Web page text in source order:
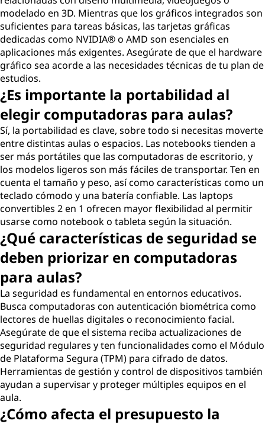
modelado en 3D. Mientras que los gráficos integrados son
suficientes para tareas básicas, las tarjetas gráficas
dedicadas como NVIDIA® o AMD son esenciales en
aplicaciones más exigentes. Asegúrate de que el hardware
gráfico sea acorde a las necesidades técnicas de tu plan de
estudios.
¿Es importante la portabilidad al
elegir computadoras para aulas?
Sí, la portabilidad es clave, sobre todo si necesitas moverte
entre distintas aulas o espacios. Las notebooks tienden a
ser más portátiles que las computadoras de escritorio, y
los modelos ligeros son más fáciles de transportar. Ten en
cuenta el tamaño y peso, así como características como un
teclado cómodo y una batería confiable. Las laptops
convertibles 2 en 1 ofrecen mayor flexibilidad al permitir
usarse como notebook o tableta según la situación.
¿Qué características de seguridad se
deben priorizar en computadoras
para aulas?
La seguridad es fundamental en entornos educativos.
Busca computadoras con autenticación biométrica como
lectores de huellas digitales o reconocimiento facial.
Asegúrate de que el sistema reciba actualizaciones de
seguridad regulares y ten funcionalidades como el Módulo
de Plataforma Segura (TPM) para cifrado de datos.
Herramientas de gestión y control de dispositivos también
ayudan a supervisar y proteger múltiples equipos en el
aula.
¿Cómo afecta el presupuesto la